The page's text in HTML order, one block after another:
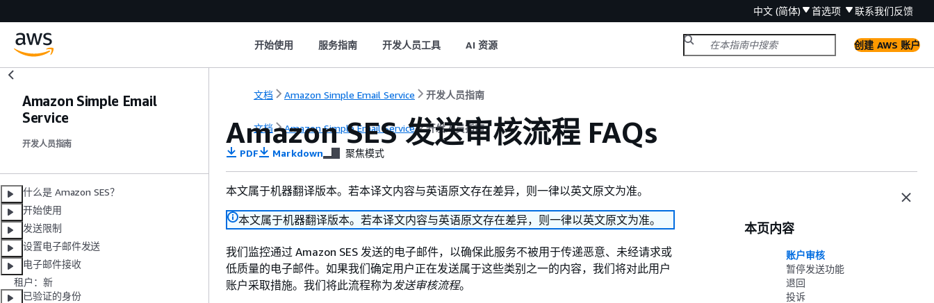
中文 (简体) 首选项 联系我们反馈
开始使用 服务指南 开发人员工具 AI 资源 创建 AWS 账户
Amazon Simple Email
Service
开发人员指南
什么是 Amazon SES？
开始使用
发送限制
设置电子邮件发送
电子邮件接收
租户：新
已验证的身份
文档 Amazon Simple Email Service 开发人员指南
文档 Amazon Simple Email Service 开发人员指南
Amazon SES 发送审核流程 FAQs
PDF Markdown 聚焦模式
本文属于机器翻译版本。若本译文内容与英语原文存在差异，则一律以英文原文为准。
本文属于机器翻译版本。若本译文内容与英语原文存在差异，则一律以英文原文为准。
我们监控通过 Amazon SES 发送的电子邮件，以确保此服务不被用于传递恶意、未经请求或
低质量的电子邮件。如果我们确定用户正在发送属于这些类别之一的内容，我们将对此用户
账户采取措施。我们将此流程称为发送审核流程。
本页内容
账户审核
暂停发送功能
退回
投诉